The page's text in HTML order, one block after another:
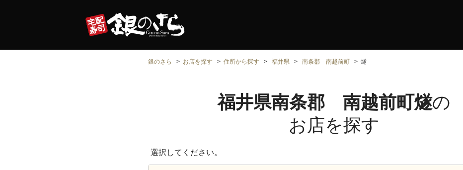
銀のさら お店を探す 住所から探す 福井県 南条郡 南越前町 燧
福井県南条郡 南越前町燧の
お店を探す
選択してください。